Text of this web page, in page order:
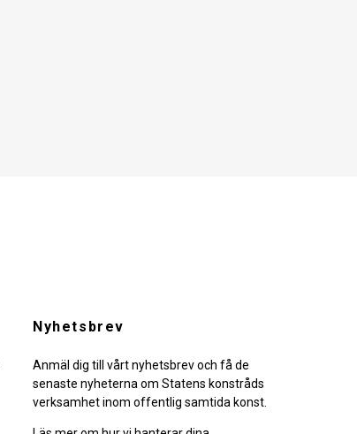
Nyhetsbrev
Anmäl dig till vårt nyhetsbrev och få de
senaste nyheterna om Statens konstråds
verksamhet inom offentlig samtida konst.